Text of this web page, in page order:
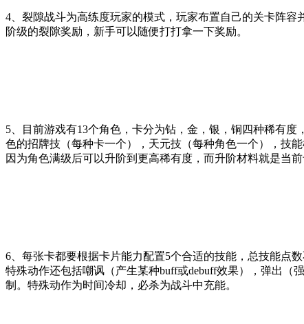
4、裂隙战斗为高练度玩家的模式，玩家布置自己的关卡阵
阶级的裂隙奖励，新手可以随便打打拿一下奖励。
5、目前游戏有13个角色，卡分为钻，金，银，铜四种稀有
色的招牌技（每种卡一个），天元技（每种角色一个），技
因为角色满级后可以升阶到更高稀有度，而升阶材料就是当
6、每张卡都要根据卡片能力配置5个合适的技能，总技能点
特殊动作还包括嘲讽（产生某种buff或debuff效果），弹出（
制。特殊动作为时间冷却，必杀为战斗中充能。